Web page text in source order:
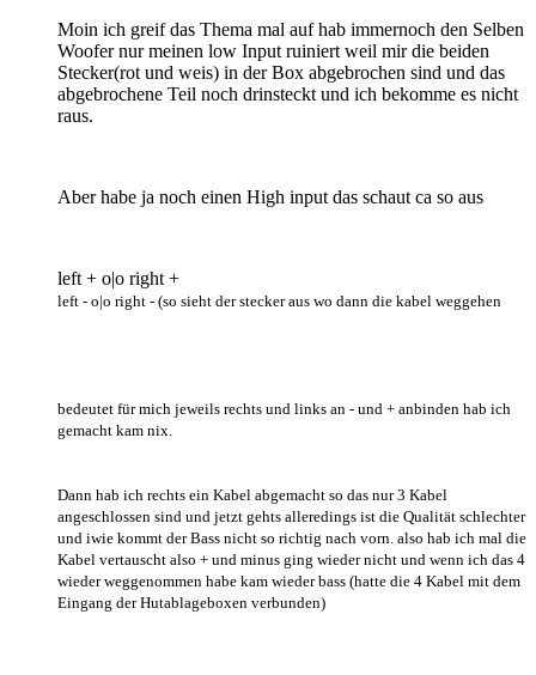
Moin ich greif das Thema mal auf hab immernoch den Selben
Woofer nur meinen low Input ruiniert weil mir die beiden
Stecker(rot und weis) in der Box abgebrochen sind und das
abgebrochene Teil noch drinsteckt und ich bekomme es nicht
raus.
Aber habe ja noch einen High input das schaut ca so aus
left + o|o right +
left - o|o right - (so sieht der stecker aus wo dann die kabel weggehen
bedeutet für mich jeweils rechts und links an - und + anbinden hab ich
gemacht kam nix.
Dann hab ich rechts ein Kabel abgemacht so das nur 3 Kabel
angeschlossen sind und jetzt gehts alleredings ist die Qualität schlechter
und iwie kommt der Bass nicht so richtig nach vorn. also hab ich mal die
Kabel vertauscht also + und minus ging wieder nicht und wenn ich das 4
wieder weggenommen habe kam wieder bass (hatte die 4 Kabel mit dem
Eingang der Hutablageboxen verbunden)